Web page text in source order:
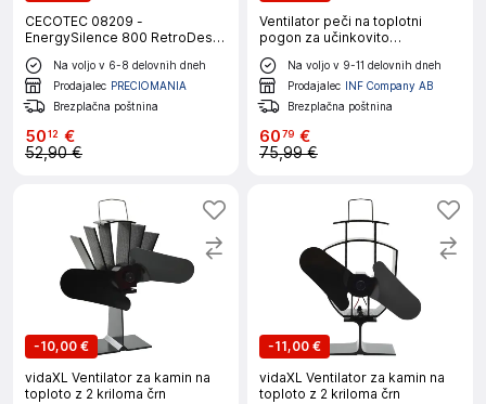
CECOTEC 08209 -
EnergySilence 800 RetroDesk
Zelena
Na voljo v 6-8 delovnih dneh
Prodajalec PRECIOMANIA
Brezplačna poštnina
5012 €
52,90 €
Ventilator peči na toplotni
pogon za učinkovito
distribucijo toplote
Na voljo v 9-11 delovnih dneh
Prodajalec INF Company AB
Brezplačna poštnina
6079 €
75,99 €
-10,00 €
vidaXL Ventilator za kamin na
toploto z 2 kriloma črn
-11,00 €
vidaXL Ventilator za kamin na
toploto z 2 kriloma črn